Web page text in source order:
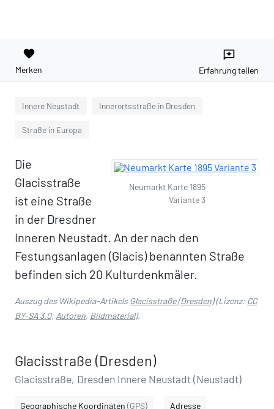
favorite
Merken
reviews
Erfahrung teilen
Innere Neustadt Innerortsstraße in Dresden
Straße in Europa
Neumarkt Karte 1895
Variante 3
Die
Glacisstraße
ist eine Straße
in der Dresdner
Inneren Neustadt. An der nach den
Festungsanlagen (Glacis) benannten Straße
befinden sich 20 Kulturdenkmäler.
Auszug des Wikipedia-ArtikelsGlacisstraße (Dresden)(Lizenz: CC
BY-SA 3.0, Autoren, Bildmaterial).
Glacisstraße (Dresden)
Glacisstraße, Dresden Innere Neustadt (Neustadt)
Geographische Koordinaten (GPS) Adresse